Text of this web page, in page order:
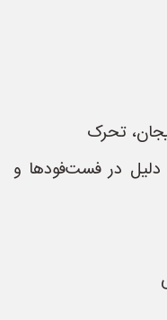
تحرک
در فست‌فودها و